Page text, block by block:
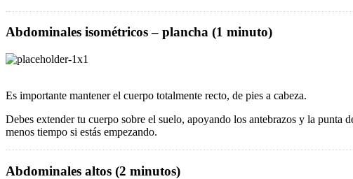
Abdominales isométricos – plancha (1 minuto)
Es importante mantener el cuerpo totalmente recto, de pies a cabeza.
Debes extender tu cuerpo sobre el suelo, apoyando los antebrazos y la punta
menos tiempo si estás empezando.
Abdominales altos (2 minutos)